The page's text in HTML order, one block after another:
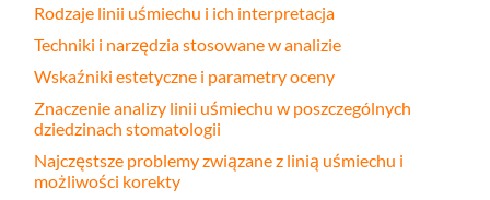
Rodzaje linii uśmiechu i ich interpretacja
Techniki i narzędzia stosowane w analizie
Wskaźniki estetyczne i parametry oceny
Znaczenie analizy linii uśmiechu w poszczególnych
dziedzinach stomatologii
Najczęstsze problemy związane z linią uśmiechu i
możliwości korekty